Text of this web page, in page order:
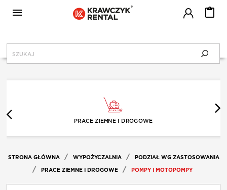

BLOG
PRACE ZIEMNE I DROGOWE
STRONA GŁÓWNA WYPOŻYCZALNIA PODZIAŁ WG ZASTOSOWANIA
PRACE ZIEMNE I DROGOWE POMPY I MOTOPOMPY